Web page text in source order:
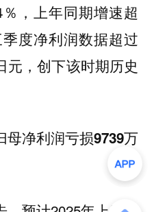
，上年同期增速超
度净利润数据超过
元，创下该时期历史
净利润亏损9739万